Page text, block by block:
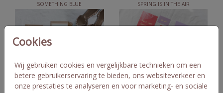
Cookies
Wij gebruiken cookies en vergelijkbare technieken om een
betere gebruikerservaring te bieden, ons websiteverkeer en
onze prestaties te analyseren en voor marketing- en sociale
SOMETHING BLUE SPRING IS IN THE AIR